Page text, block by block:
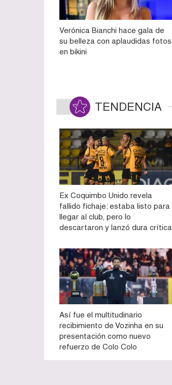
Verónica Bianchi hace gala de
su belleza con aplaudidas fotos
en bikini
TENDENCIA
Ex Coquimbo Unido revela
fallido fichaje: estaba listo para
llegar al club, pero lo
descartaron y lanzó dura crítica
Así fue el multitudinario
recibimiento de Vozinha en su
presentación como nuevo
refuerzo de Colo Colo